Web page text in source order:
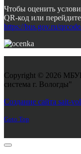
Чтобы оценить
QR-код или
https://bus.gov.ru/
Copyright © 2026
система г. Вологды"
Создание сайта sait-
Goto Top